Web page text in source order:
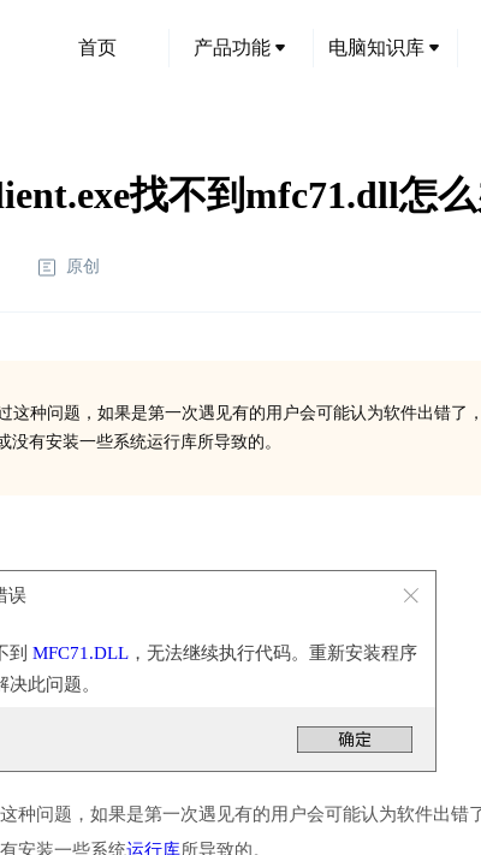
首页 产品功能 电脑知识库
找不到mfc71.dll怎
原创
种问题，如果是第一次遇见有的用户会可能认为软件出错了
有安装一些系统运行库所导致的。
误
到 MFC71.DLL，无法继续执行代码。重新安装程序
决此问题。
种问题，如果是第一次遇见有的用户会可能认为软件出错
安装一些系统运行库所导致的。